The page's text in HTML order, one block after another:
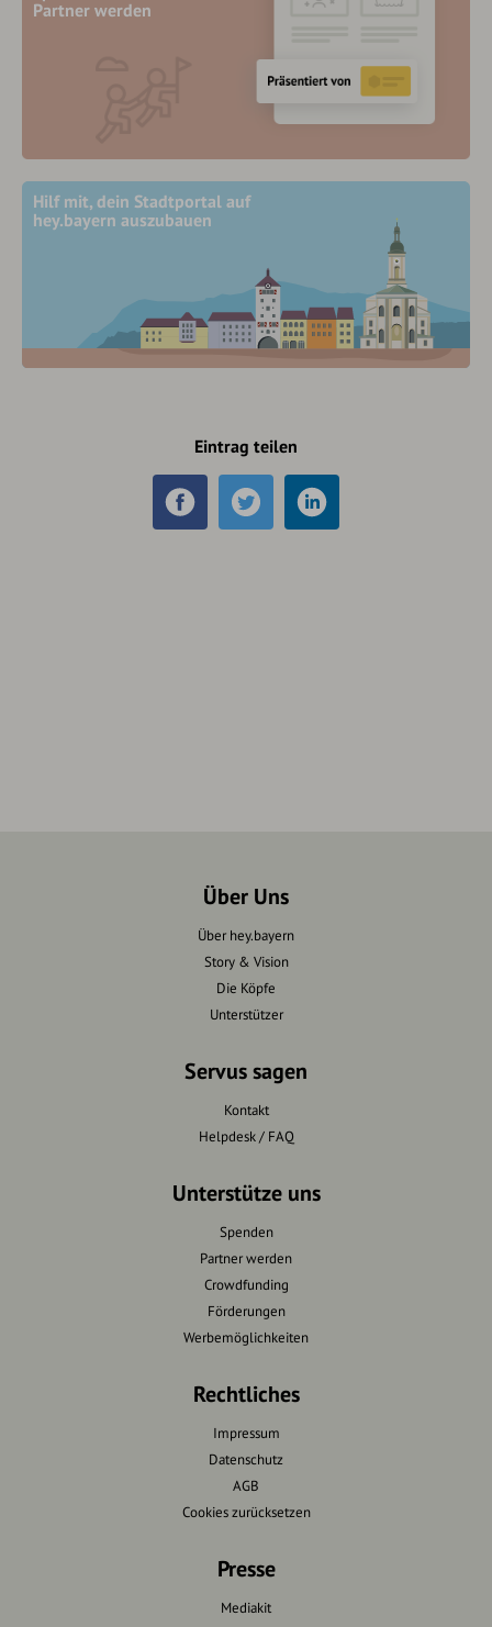
Partner werden
Hilf mit, dein Stadtportal auf
hey.bayern auszubauen
Eintrag teilen
Über Uns
Über hey.bayern
Story & Vision
Die Köpfe
Unterstützer
Servus sagen
Kontakt
Helpdesk / FAQ
Unterstütze uns
Spenden
Partner werden
Crowdfunding
Förderungen
Werbemöglichkeiten
Rechtliches
Impressum
Datenschutz
AGB
Cookies zurücksetzen
Presse
Mediakit